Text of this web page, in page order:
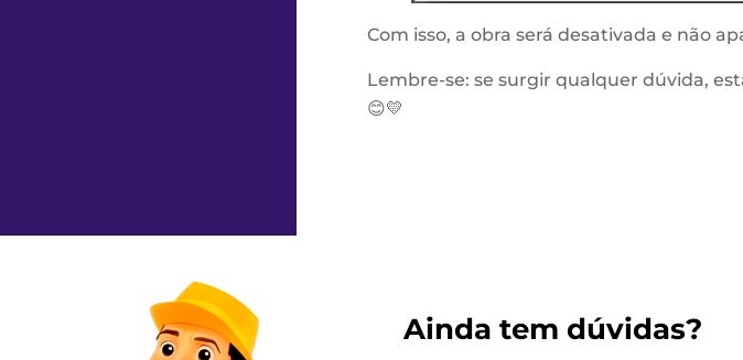
Com isso, a obra será desativada e não
Lembre-se: se surgir qualquer dúvida,
😊💛
Ainda tem dúvidas?